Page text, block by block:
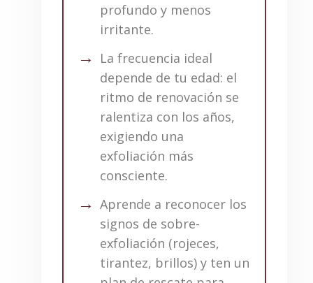
profundo y menos
irritante.
La frecuencia ideal
depende de tu edad: el
ritmo de renovación se
ralentiza con los años,
exigiendo una
exfoliación más
consciente.
Aprende a reconocer los
signos de sobre-
exfoliación (rojeces,
tirantez, brillos) y ten un